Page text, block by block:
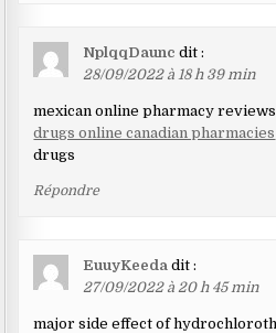
NplqqDaunc dit :
28/09/2022 à 18 h 39 min
mexican online pharmacy
drugs online canadian pharmacies
drugs
Répondre
EuuyKeeda dit :
27/09/2022 à 20 h 45 min
major side effect of